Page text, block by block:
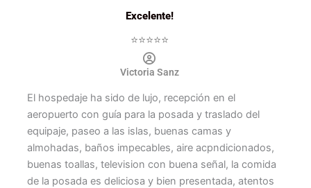
Excelente!
⭐⭐⭐⭐⭐
Victoria Sanz
El hospedaje ha sido de lujo, recepción en el
aeropuerto con guía para la posada y traslado del
equipaje, paseo a las islas, buenas camas y
almohadas, baños impecables, aire acpndicionados,
buenas toallas, television con buena señal, la comida
de la posada es deliciosa y bien presentada, atentos